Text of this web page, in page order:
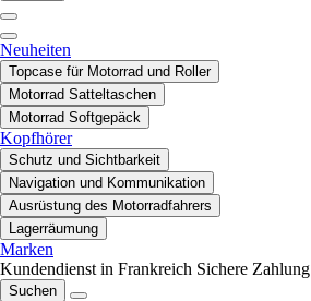
Neuheiten
Topcase für Motorrad und Roller
Motorrad Satteltaschen
Motorrad Softgepäck
Kopfhörer
Schutz und Sichtbarkeit
Navigation und Kommunikation
Ausrüstung des Motorradfahrers
Lagerräumung
Marken
Kundendienst in Frankreich Sichere Zahlung
Suchen